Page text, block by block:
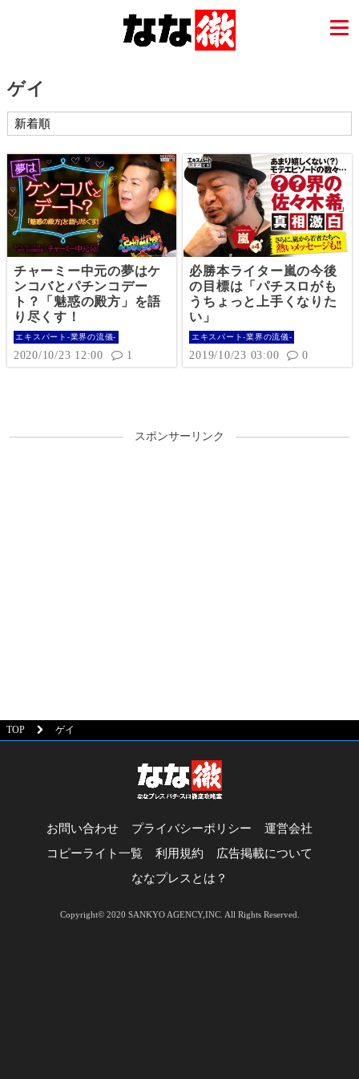
ゲイ
チャーミー中元の夢はケ
ンコバとパチンコデー
ト？「魅惑の殿方」を語
り尽くす！
エキスパート-業界の流儀-
2020/10/23 12:00 1
必勝本ライター嵐の今後
の目標は「パチスロがも
うちょっと上手くなりた
い」
エキスパート-業界の流儀-
2019/10/23 03:00 0
スポンサーリンク
TOP ゲイ
お問い合わせ プライバシーポリシー
運営会社
コピーライト一覧
利用規約
広告掲載について
ななプレスとは？
Copyright© 2020 SANKYO AGENCY,INC. All Rights Reserved.